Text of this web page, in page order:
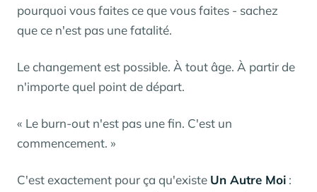
pourquoi vous faites ce que vous faites - sachez
que ce n'est pas une fatalité.
Le changement est possible. À tout âge. À partir de
n'importe quel point de départ.
« Le burn-out n'est pas une fin. C'est un
commencement. »
C'est exactement pour ça qu'existe Un Autre Moi :